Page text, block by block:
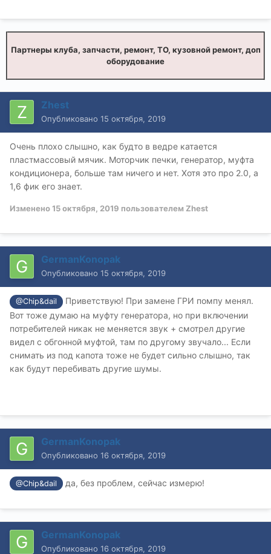
Партнеры клуба, запчасти, ремонт, ТО, кузовной ремонт, доп
оборудование
Zhest
Опубликовано 15 октября, 2019
Очень плохо слышно, как будто в ведре катается
пластмассовый мячик. Моторчик печки, генератор, муфта
кондиционера, больше там ничего и нет. Хотя это про 2.0, а
1,6 фик его знает.
Изменено15 октября, 2019 пользователем Zhest
GermanKonopak
Опубликовано 15 октября, 2019
@Chip&dail
Приветствую! При замене ГРИ помпу менял.
Вот тоже думаю на муфту генератора, но при включении
потребителей никак не меняется звук + смотрел другие
видел с обгонной муфтой, там по другому звучало... Если
снимать из под капота тоже не будет сильно слышно, так
как будут перебивать другие шумы.
GermanKonopak
Опубликовано 16 октября, 2019
@Chip&dail да, без проблем, сейчас измерю!
GermanKonopak
Опубликовано 16 октября, 2019